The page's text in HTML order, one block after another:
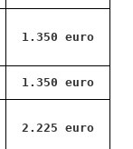
1.350 euro
1.350 euro
2.225 euro